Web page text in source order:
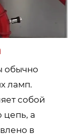
обычно
ламп.
собой
цепь, а
в